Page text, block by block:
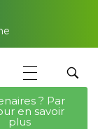
? Par
en savoir
plus